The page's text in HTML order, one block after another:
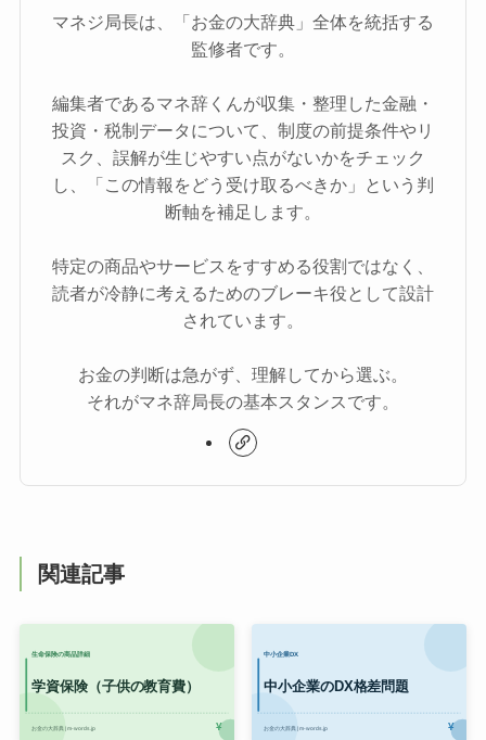
マネジ局長は、「お金の大辞典」全体を統括する
監修者です。
編集者であるマネ辞くんが収集・整理した金融・
投資・税制データについて、制度の前提条件やリ
スク、誤解が生じやすい点がないかをチェック
し、「この情報をどう受け取るべきか」という判
断軸を補足します。
特定の商品やサービスをすすめる役割ではなく、
読者が冷静に考えるためのブレーキ役として設計
されています。
お金の判断は急がず、理解してから選ぶ。
それがマネ辞局長の基本スタンスです。
関連記事